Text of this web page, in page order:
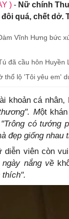
) - Nữ chính
đôi quá, chết dở.
Vĩnh Hưng bức
đã cầu hôn Huyền
thổ lộ 'Tôi yêu em'
khoản cá nhân,
Một
"Trông có tướng
đẹp giống nhau
diễn viên còn
ngày nắng về
thích".